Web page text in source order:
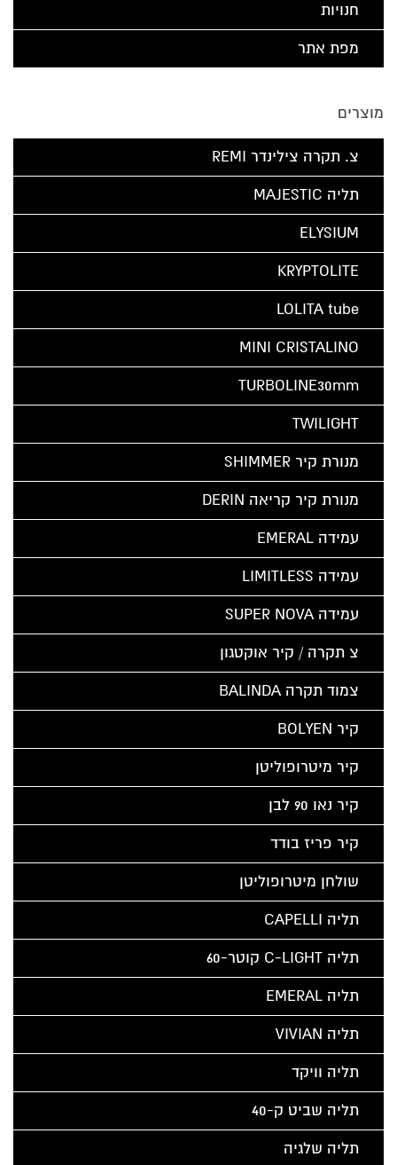
חנויות
מפת אתר
מוצרים
צ. תקרה צילינדר REMI
תליה MAJESTIC
ELYSIUM
KRYPTOLITE
LOLITA tube
MINI CRISTALINO
TURBOLINE30mm
TWILIGHT
מנורת קיר SHIMMER
מנורת קיר קריאה DERIN
עמידה EMERAL
עמידה LIMITLESS
עמידה SUPER NOVA
צ תקרה / קיר אוקטגון
צמוד תקרה BALINDA
קיר BOLYEN
קיר מיטרופוליטן
קיר נאו 90 לבן
קיר פריז בודד
שולחן מיטרופוליטן
תליה CAPELLI
תליה C-LIGHT קוטר-60
תליה EMERAL
תליה VIVIAN
תליה וויקד
תליה שביט ק-40
תליה שלגיה